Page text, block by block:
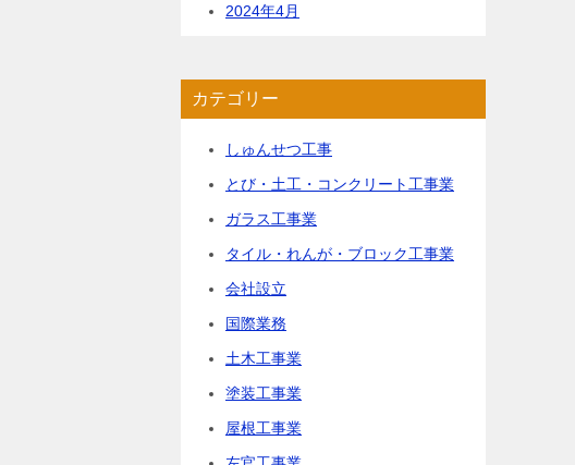
2024年4月
カテゴリー
しゅんせつ工事
とび・土工・コンクリート工事業
ガラス工事業
タイル・れんが・ブロック工事業
会社設立
国際業務
土木工事業
塗装工事業
屋根工事業